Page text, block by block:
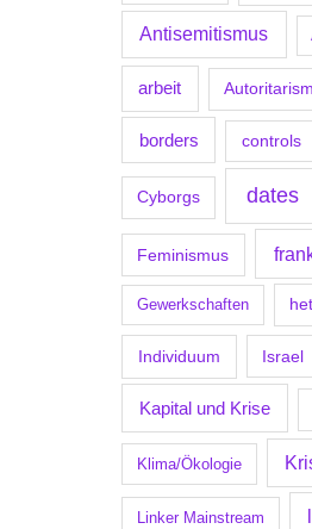
Antisemitismus
arbeit
borders controls
Cyborgs dates
Feminismus
Gewerkschaften
Individuum Israel
Kapital und Krise
Klima/Ökologie
Linker Mainstream